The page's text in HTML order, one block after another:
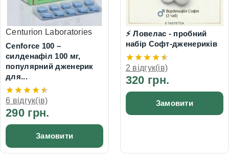
Centurion Laboratories
Cenforce 100 –
силденафіл 100 мг,
популярний дженерик
для...
6 відгук(ів)
290 грн.
Замовити
⚡ Ловелас - пробний
набір Софт-дженериків
2 відгук(ів)
320 грн.
Замовити